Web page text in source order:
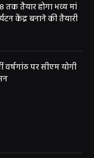
तक तैयार होगा भव्य मां
केंद्र बनाने की तैयारी
वर्षगांठ पर सीएम योगी